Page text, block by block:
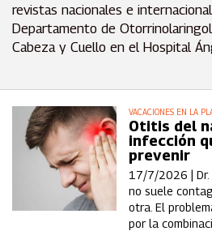
revistas nacionales e
Departamento de
Cabeza y Cuello en el Hospital
VACACIONES EN LA
Otitis del
infección
prevenir
17/7/2026 |
no suele
otra. El
por la